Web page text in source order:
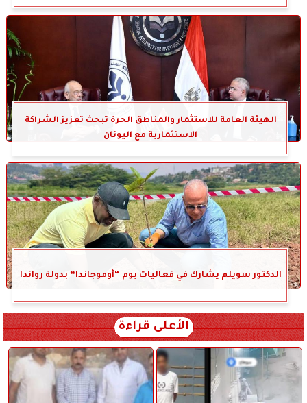
الهيئة العامة للاستثمار والمناطق الحرة تبحث تعزيز الشراكة
الاستثمارية مع اليونان
الدكتور سويلم يشارك في فعاليات يوم “أوموجاندا” بدولة رواندا
الأعلى قراءة